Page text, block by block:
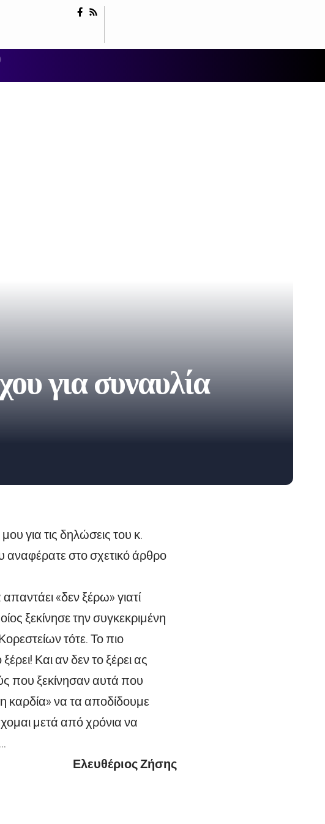
για συναυλία
για τις δηλώσεις του κ.
αναφέρατε στο σχετικό άρθρο
«δεν ξέρω» γιατί
ξεκίνησε την συγκεκριμένη
τότε. Το πιο
Και αν δεν το ξέρει ας
που ξεκίνησαν αυτά που
καρδία» να τα αποδίδουμε
μετά από χρόνια να
Ελευθέριος Ζήσης